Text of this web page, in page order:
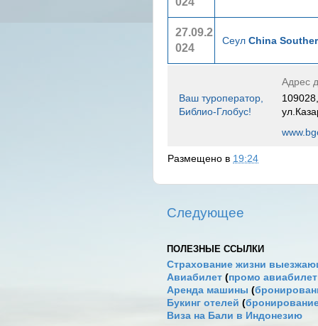
27.09.2
024
Сеул China
Адрес
Ваш туроператор,
Библио-Глобус!
Размещено в 19:24
Следующее
ПОЛЕЗНЫЕ ССЫЛКИ
Страхование жизни
Авиабилет (промо
Аренда машины (
Букинг отелей (
Виза на Бали в Индонезию